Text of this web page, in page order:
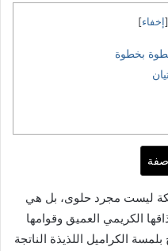
[ إخفاء]
بخطوة
ليست مجرد حلوى، بل هي
الكريمي العميق وقوامها
الكراميل اللذيذة الناتجة